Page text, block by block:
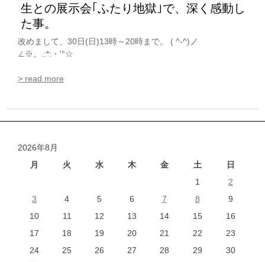
生との展示会｢ふたり地獄｣で、深く感動し
た事。
改めまして、30日(日)13時～20時まで。 ( ^-^)ノ
∠※。.:*:・'°☆
> read more
2026年8月
月
火 水 木 金 土 日
1
2
3
4 5 6 7 8
9
10
11 12 13 14 15
16
17
18 19 20 21 22
23
24
25 26 27 28 29
30